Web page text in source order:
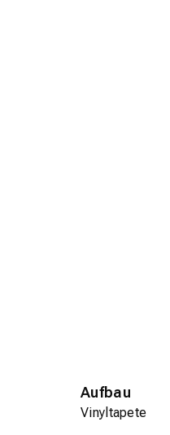
Aufbau
Vinyltapete